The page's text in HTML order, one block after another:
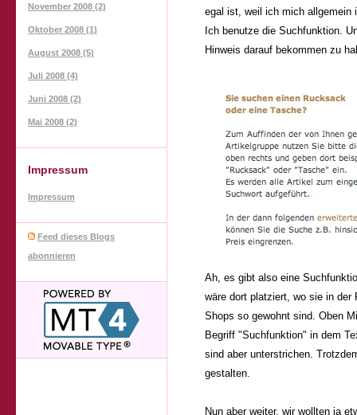
egal ist, weil ich mich allgemein
Ich benutze die Suchfunktion.
Hinweis darauf bekommen zu
Ah, es gibt also eine
wäre dort platziert, wo sie in der
Shops so gewohnt sind. Oben
Begriff "Suchfunktion" in dem
sind aber unterstrichen.
gestalten.
Nun aber weiter, wir wollten ja
November 2008 (2)
Oktober 2008 (1)
August 2008 (5)
Juli 2008 (4)
Juni 2008 (2)
Mai 2008 (2)
Impressum
Impressum
Feed dieses Blogs
abonnieren